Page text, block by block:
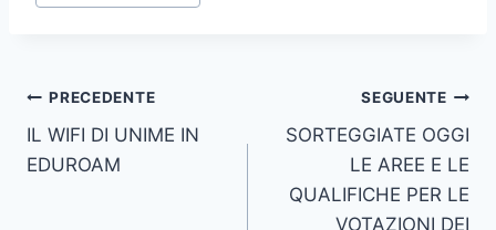
Navigazione
articoli
PRECEDENTE
IL WIFI DI UNIME IN
EDUROAM
SEGUENTE
SORTEGGIATE OGGI
LE AREE E LE
QUALIFICHE PER LE
VOTAZIONI DEI